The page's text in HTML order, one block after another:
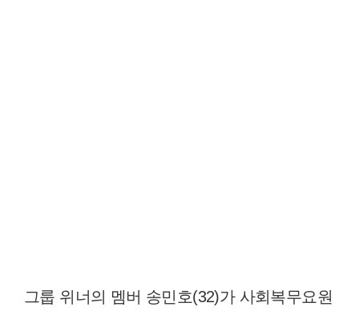
그룹 위너의 멤버 송민호(32)가 사회복무요원